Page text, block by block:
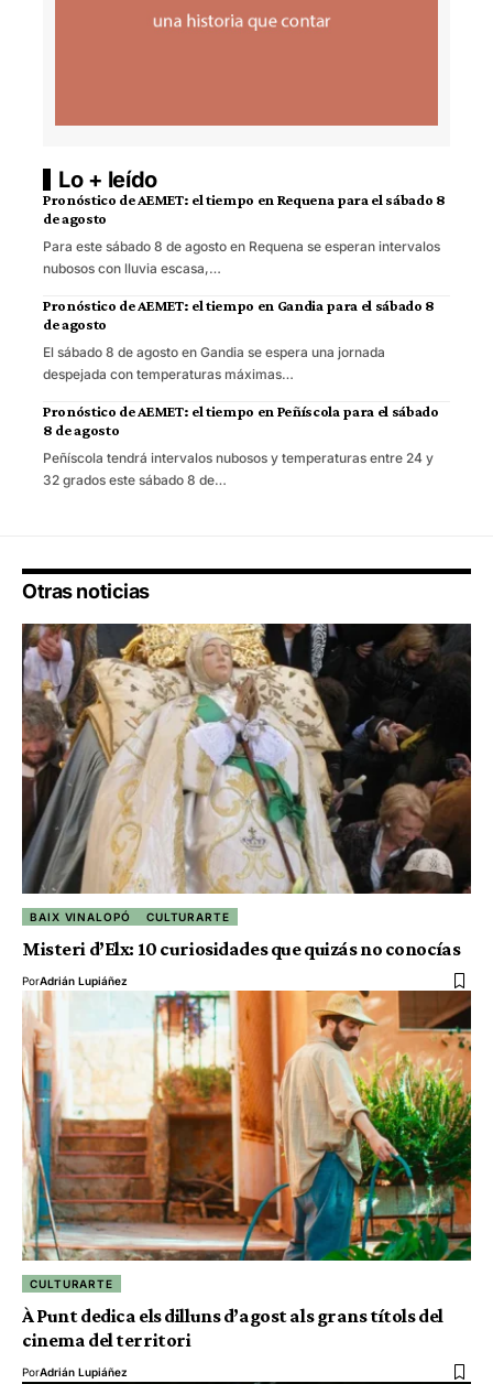
Lo + leído
Pronóstico de AEMET: el tiempo en Requena para el sábado 8
de agosto
Para este sábado 8 de agosto en Requena se esperan intervalos
nubosos con lluvia escasa,…
Pronóstico de AEMET: el tiempo en Gandia para el sábado 8
de agosto
El sábado 8 de agosto en Gandia se espera una jornada
despejada con temperaturas máximas…
Pronóstico de AEMET: el tiempo en Peñíscola para el sábado
8 de agosto
Peñíscola tendrá intervalos nubosos y temperaturas entre 24 y
32 grados este sábado 8 de…
Otras noticias
BAIX VINALOPÓ CULTURARTE
Misteri d’Elx: 10 curiosidades que quizás no conocías
PorAdrián Lupiáñez
CULTURARTE
À Punt dedica els dilluns d’agost als grans títols del
cinema del territori
PorAdrián Lupiáñez